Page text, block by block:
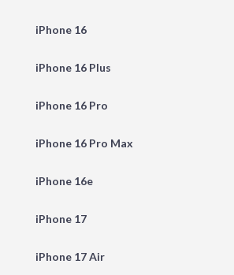
iPhone 16
iPhone 16 Plus
iPhone 16 Pro
iPhone 16 Pro Max
iPhone 16e
iPhone 17
iPhone 17 Air